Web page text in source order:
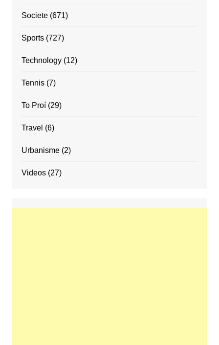
Societe(671)
Sports(727)
Technology(12)
Tennis(7)
To Proí(29)
Travel (6)
Urbanisme(2)
Videos(27)